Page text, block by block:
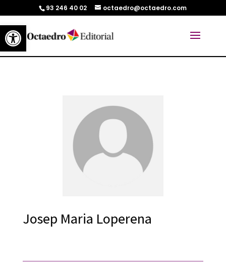
Abrir barra de herramientas
93 246 40 02 octaedro@octaedro.com
Josep Maria Loperena